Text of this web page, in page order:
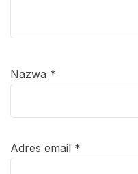
Nazwa *
Adres email *